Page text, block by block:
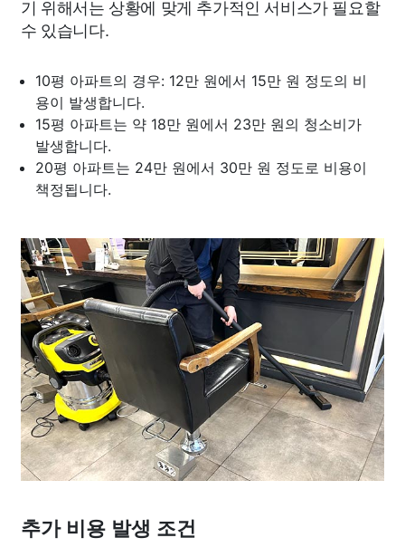
기 위해서는 상황에 맞게 추가적인 서비스가 필요할
수 있습니다.
10평 아파트의 경우: 12만 원에서 15만 원 정도의 비
용이 발생합니다.
15평 아파트는 약 18만 원에서 23만 원의 청소비가
발생합니다.
20평 아파트는 24만 원에서 30만 원 정도로 비용이
책정됩니다.
추가 비용 발생 조건